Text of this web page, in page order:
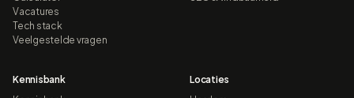
Vacatures
Tech stack
Veelgestelde vragen
Kennisbank
Locaties